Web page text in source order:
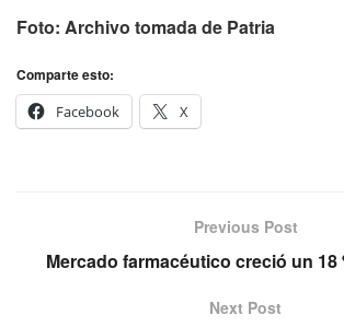
Foto: Archivo tomada de Patria
Comparte esto:
Facebook
X
Previous Post
Mercado farmacéutico creció un 18
Next Post